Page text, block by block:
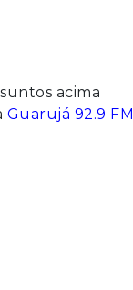
acima
Guarujá 92.9 FM